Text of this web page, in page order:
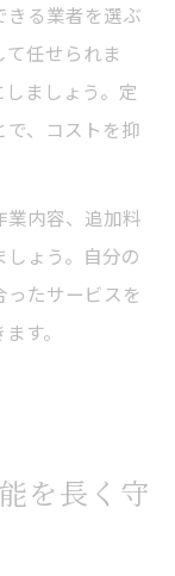
きる業者を選ぶ
任せられま
ましょう。定
、コストを抑
業内容、追加料
ょう。自分の
たサービスを
す。
を長く守